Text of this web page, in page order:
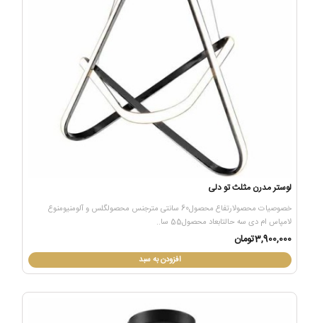
لوستر مدرن مثلث تو دلی
خصوصیات محصولارتفاع محصول60 سانتی مترجنس محصولگلس و آلومنیومنوع
لامپاس ام دی سه حالتابعاد محصول55 سا..
3,900,000تومان
افزودن به سبد